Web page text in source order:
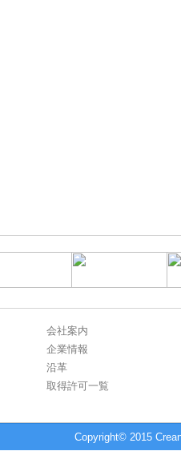
会社案内
企業情報
沿革
取得許可一覧
Copyright© 2015